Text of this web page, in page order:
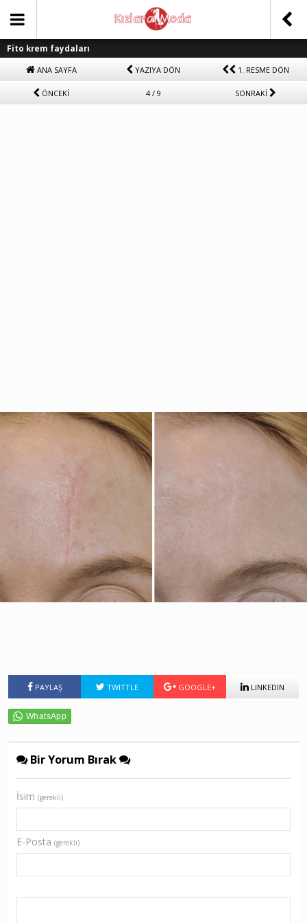
Fito krem faydaları
ANA SAYFA YAZIYA DÖN 1. RESME DÖN
ÖNCEKİ 4 / 9 SONRAKİ
PAYLAŞ TWITTLE GOOGLE+ LINKEDIN
Bir Yorum Bırak
İsim (gerekli)
E-Posta (gerekli)